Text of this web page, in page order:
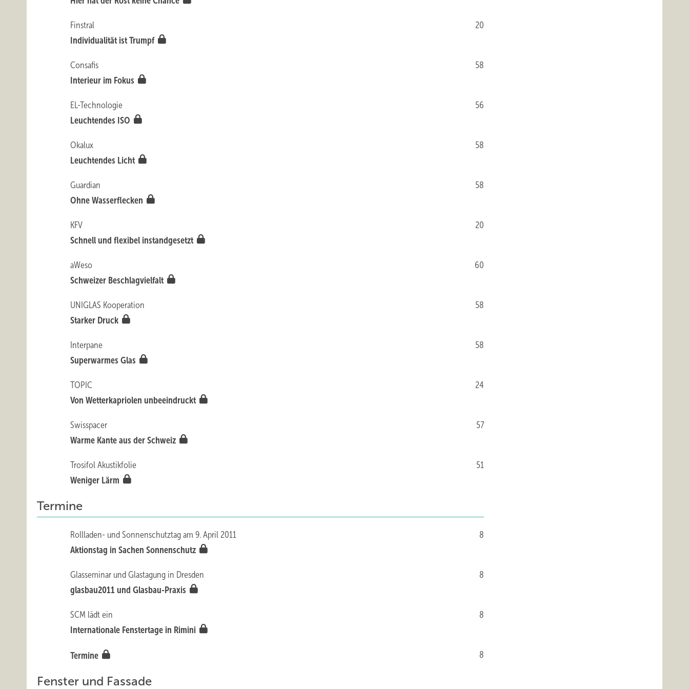
20
Finstral
Individualität ist Trumpf
58
Consafis
Interieur im Fokus
56
EL-Technologie
Leuchtendes ISO
58
Okalux
Leuchtendes Licht
58
Guardian
Ohne Wasserflecken
20
KFV
Schnell und flexibel instandgesetzt
60
aWeso
Schweizer Beschlagvielfalt
58
UNIGLAS Kooperation
Starker Druck
58
Interpane
Superwarmes Glas
24
TOPIC
Von Wetterkapriolen unbeeindruckt
57
Swisspacer
Warme Kante aus der Schweiz
51
Trosifol Akustikfolie
Weniger Lärm
Termine
8
Rollladen- und Sonnenschutztag am 9. April 2011
Aktionstag in Sachen Sonnenschutz
8
Glasseminar und Glastagung in Dresden
glasbau2011 und Glasbau-Praxis
8
SCM lädt ein
Internationale Fenstertage in Rimini
8
Termine
Fenster und Fassade